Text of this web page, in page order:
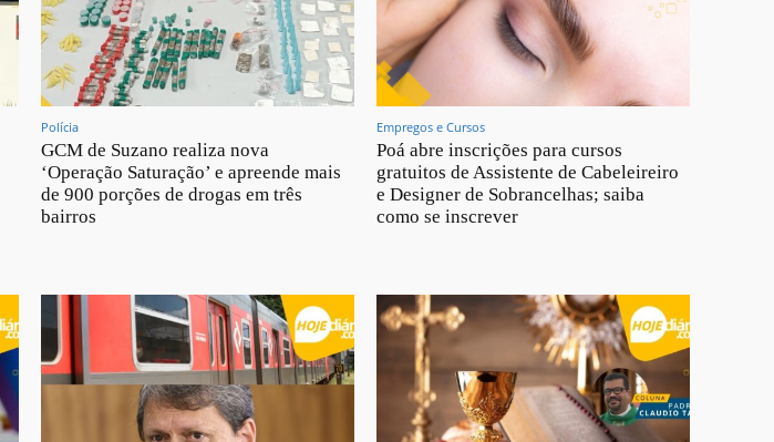
Polícia
GCM de Suzano realiza nova
‘Operação Saturação’ e apreende mais
de 900 porções de drogas em três
bairros
Empregos e Cursos
Poá abre inscrições para cursos
gratuitos de Assistente de Cabeleireiro
e Designer de Sobrancelhas; saiba
como se inscrever